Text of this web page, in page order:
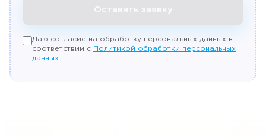
Оставить заявку
Даю согласие на обработку персональных данных в
соответствии с Политикой обработки персональных
данных